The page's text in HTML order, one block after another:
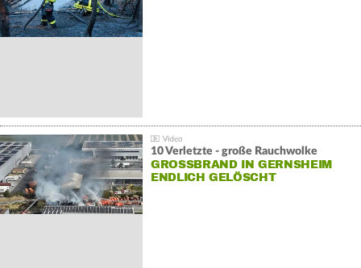
10 Verletzte - große Rauchwolke
GROSSBRAND IN GERNSHEIM E
NDLICH GELÖSCHT